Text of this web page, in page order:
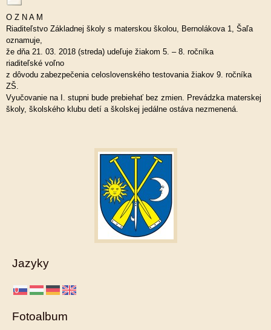
O Z N A M
Riaditeľstvo Základnej školy s materskou školou, Bernolákova 1, Šaľa
oznamuje,
že dňa 21. 03. 2018 (streda) udeľuje žiakom 5. – 8. ročníka
riaditeľské voľno
z dôvodu zabezpečenia celoslovenského testovania žiakov 9. ročníka
ZŠ.
Vyučovanie na I. stupni bude prebiehať bez zmien. Prevádzka materskej
školy, školského klubu detí a školskej jedálne ostáva nezmenená.
Jazyky
Fotoalbum